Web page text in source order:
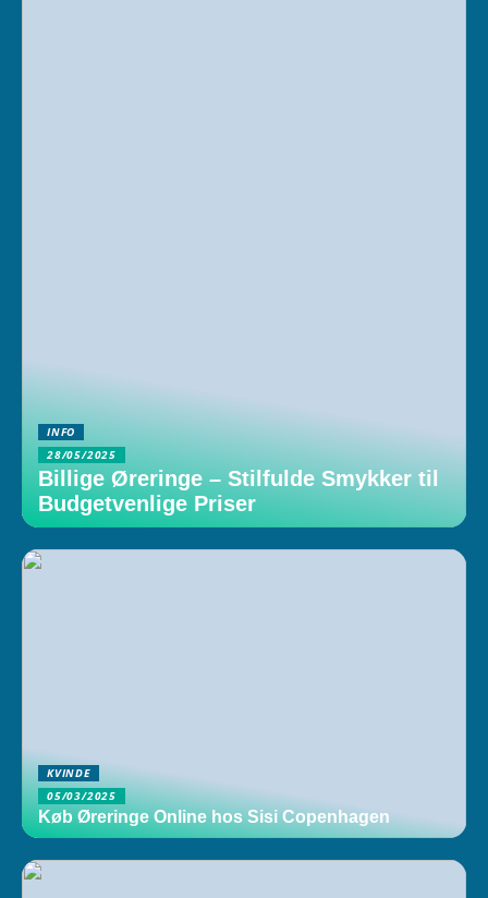
INFO
28/05/2025
Billige Øreringe – Stilfulde Smykker til
Budgetvenlige Priser
KVINDE
05/03/2025
Køb Øreringe Online hos Sisi Copenhagen